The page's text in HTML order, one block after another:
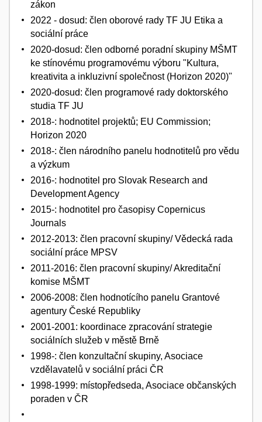
zákon
2022 - dosud: člen oborové rady TF JU Etika a
sociální práce
2020-dosud: člen odborné poradní skupiny MŠMT
ke stínovému programovému výboru "Kultura,
kreativita a inkluzivní společnost (Horizon 2020)"
2020-dosud: člen programové rady doktorského
studia TF JU
2018-: hodnotitel projektů; EU Commission;
Horizon 2020
2018-: člen národního panelu hodnotitelů pro vědu
a výzkum
2016-: hodnotitel pro Slovak Research and
Development Agency
2015-: hodnotitel pro časopisy Copernicus
Journals
2012-2013: člen pracovní skupiny/ Vědecká rada
sociální práce MPSV
2011-2016: člen pracovní skupiny/ Akreditační
komise MŠMT
2006-2008: člen hodnotícího panelu Grantové
agentury České Republiky
2001-2001: koordinace zpracování strategie
sociálních služeb v městě Brně
1998-: člen konzultační skupiny, Asociace
vzdělavatelů v sociální práci ČR
1998-1999: místopředseda, Asociace občanských
poraden v ČR